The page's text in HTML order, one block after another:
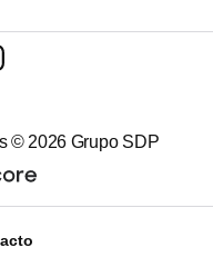
© 2026 Grupo SDP